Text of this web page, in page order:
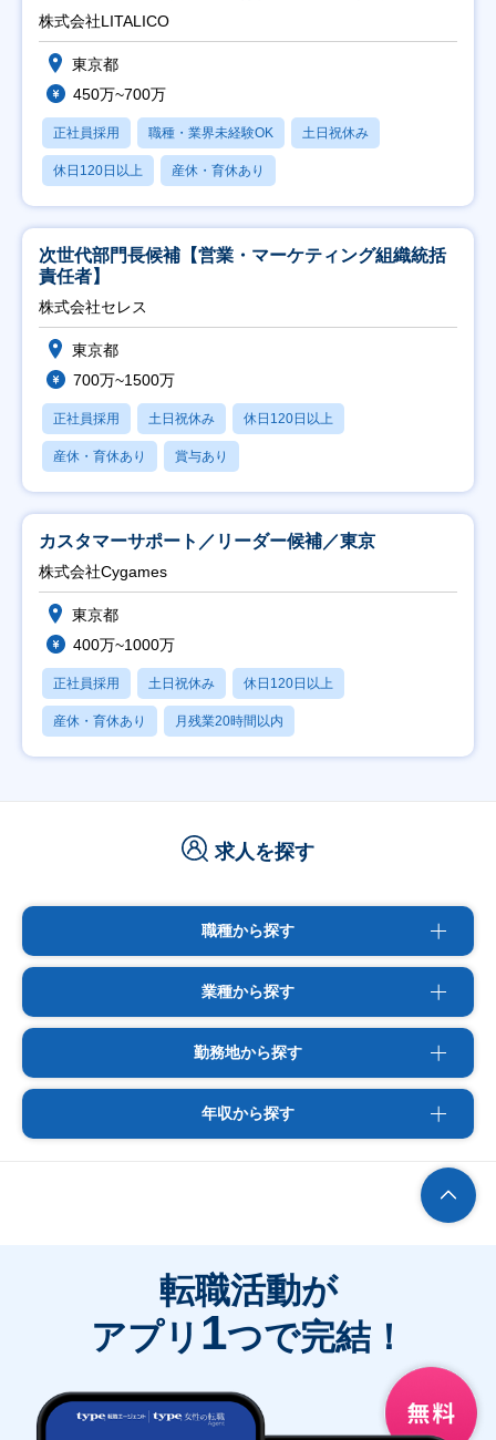
株式会社LITALICO
東京都
450万~700万
正社員採用 職種・業界未経験OK 土日祝休み
休日120日以上 産休・育休あり
次世代部門長候補【営業・マーケティング組織統括
責任者】
株式会社セレス
東京都
700万~1500万
正社員採用 土日祝休み 休日120日以上
産休・育休あり 賞与あり
カスタマーサポート／リーダー候補／東京
株式会社Cygames
東京都
400万~1000万
正社員採用 土日祝休み 休日120日以上
産休・育休あり 月残業20時間以内
求人を探す
職種から探す
業種から探す
勤務地から探す
年収から探す
転職活動が
アプリ 1つで完結！